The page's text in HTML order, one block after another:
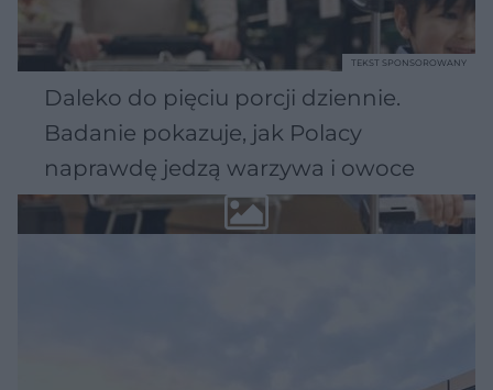
Daleko do pięciu porcji dziennie.
Badanie pokazuje, jak Polacy
naprawdę jedzą warzywa i owoce
TEKST SPONSOROWANY